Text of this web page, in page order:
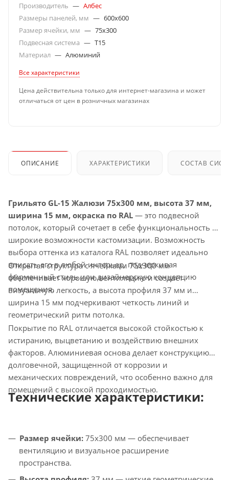
Производитель — Албес
Размеры панелей, мм — 600x600
Размер ячейки, мм — 75x300
Подвесная система — T15
Материал — Алюминий
Все характеристики
Цена действительна только для интернет-магазина и может
отличаться от цен в розничных магазинах
ОПИСАНИЕ ХАРАКТЕРИСТИКИ СОСТАВ
Грильято GL-15 Жалюзи 75x300 мм, высота 37 мм,
ширина 15 мм, окраска по RAL — это подвесной
потолок, который сочетает в себе функциональность и
широкие возможности кастомизации. Возможность
выбора оттенка из каталога RAL позволяет идеально
вписать его в любой интерьер, подчеркивая
фирменный стиль или дизайнерскую концепцию
помещения.
Открытая структура с ячейками 75x300 мм
обеспечивает хорошую вентиляцию и создает
визуальную легкость, а высота профиля 37 мм и
ширина 15 мм подчеркивают четкость линий и
геометрический ритм потолка.
Покрытие по RAL отличается высокой стойкостью к
истиранию, выцветанию и воздействию внешних
факторов. Алюминиевая основа делает конструкцию
долговечной, защищенной от коррозии и
механических повреждений, что особенно важно для
помещений с высокой проходимостью.
Технические характеристики:
Размер ячейки: 75x300 мм — обеспечивает
вентиляцию и визуальное расширение
пространства.